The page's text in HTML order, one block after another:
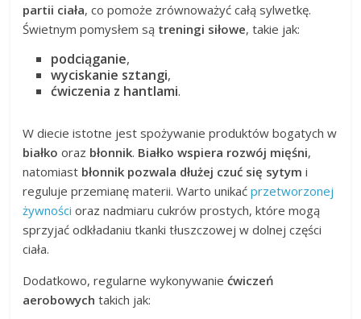
partii ciała, co pomoże zrównoważyć całą sylwetkę.
Świetnym pomysłem są treningi siłowe, takie jak:
podciąganie,
wyciskanie sztangi,
ćwiczenia z hantlami.
W diecie istotne jest spożywanie produktów bogatych w
białko oraz błonnik. Białko wspiera rozwój mięśni,
natomiast błonnik pozwala dłużej czuć się sytym i
reguluje przemianę materii. Warto unikaćprzetworzonej
żywności oraz nadmiaru cukrów prostych, które mogą
sprzyjać odkładaniu tkanki tłuszczowej w dolnej części
ciała.
Dodatkowo, regularne wykonywaniećwiczeń
aerobowych takich jak: